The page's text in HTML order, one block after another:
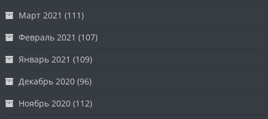
Март 2021 (111)
Февраль 2021 (107)
Январь 2021 (109)
Декабрь 2020 (96)
Ноябрь 2020 (112)